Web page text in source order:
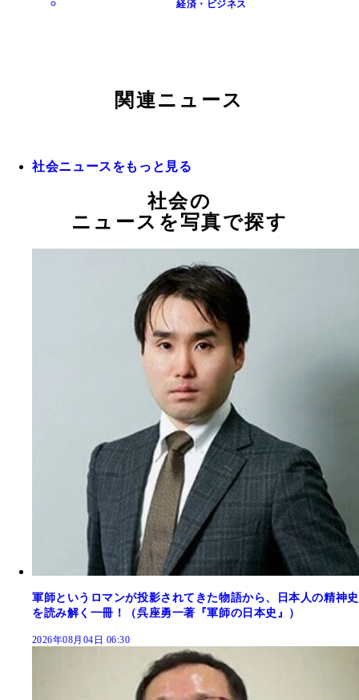
経済・ビジネス
関連ニュース
社会ニュースをもっと見る
社会の
ニュースを写真で探す
軍師というロマンが投影されてきた物語から、日本人の精神史
を読み解く一冊！（呉座勇一著『軍師の日本史』）
2026年08月04日 06:30